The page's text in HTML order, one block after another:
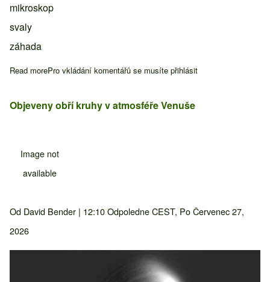
mikroskop
svaly
záhada
Read moreabout Zjistěte, co je na tomto týdnu mikroskopické záhadě
Pro vkládání komentářů se musíte přihlásit
Objeveny obří kruhy v atmosféře Venuše
Image not
available
Od David Bender | 12:10 Odpoledne CEST, Po Červenec 27,
2026